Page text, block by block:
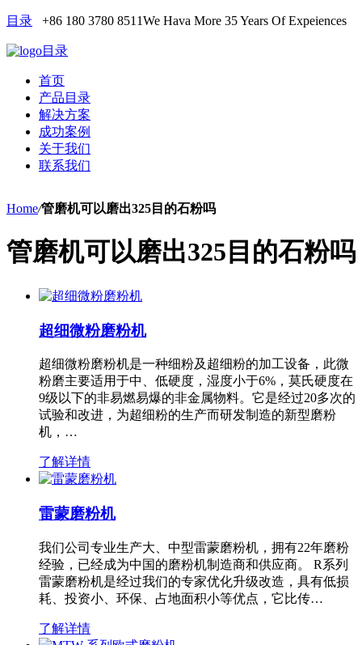
目录 +86 180 3780 8511We Hava More 35 Years Of Expeiences
目录
首页
产品目录
解决方案
成功案例
关于我们
联系我们
Home/管磨机可以磨出325目的石粉吗
管磨机可以磨出325目的石粉吗
超细微粉磨粉机
超细微粉磨粉机是一种细粉及超细粉的加工设备，此微
粉磨主要适用于中、低硬度，湿度小于6%，莫氏硬度在
9级以下的非易燃易爆的非金属物料。它是经过20多次的
试验和改进，为超细粉的生产而研发制造的新型磨粉
机，…
了解详情
雷蒙磨粉机
我们公司专业生产大、中型雷蒙磨粉机，拥有22年磨粉
经验，已经成为中国的磨粉机制造商和供应商。 R系列
雷蒙磨粉机是经过我们的专家优化升级改造，具有低损
耗、投资小、环保、占地面积小等优点，它比传…
了解详情